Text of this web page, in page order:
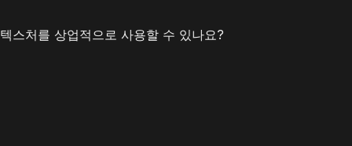
텍스처를 상업적으로 사용할 수 있나요?